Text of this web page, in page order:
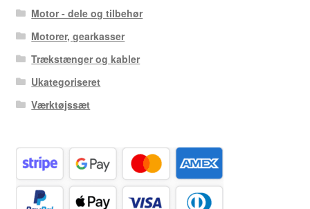
Motor - dele og tilbehør
Motorer, gearkasser
Trækstænger og kabler
Ukategoriseret
Værktøjssæt